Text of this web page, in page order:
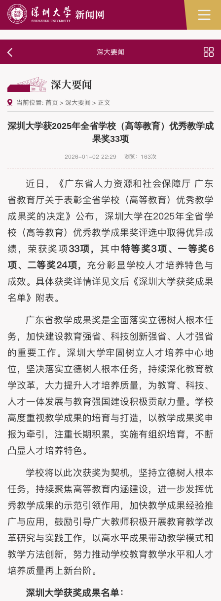
深大要闻
深大要闻
当前位置: 首页 > 深大要闻 > 正文
深圳大学获2025年全省学校（高等教育）优秀教学成
果奖33项
2026-01-02 22:29 浏览： 163次
近日，《广东省人力资源和社会保障厅 广东
省教育厅关于表彰全省学校（高等教育）优秀教学
成果奖的决定》公布，深圳大学在2025年全省学
校（高等教育）优秀教学成果奖评选中取得优异成
绩，荣获奖项33项， 其中特等奖3项、一等奖6
项、二等奖24项， 充分彰显学校人才培养特色与
成效。 具体获奖详情详见文后《深圳大学获奖成果
名单》附表。
广东省教学成果奖是全面落实立德树人根本任
务，加快建设教育强省、科技创新强省、人才强省
的重要工作。深圳大学牢固树立人才培养中心地
位，坚决落实立德树人根本任务，持续深化教育教
学改革，大力提升人才培养质量，为教育、科技、
人才一体发展与教育强国建设积极贡献力量。学校
高度重视教学成果的培育与打造，以教学成果奖申
报为牵引，注重长期积累，实施有组织培育，不断
凸显人才培养特色。
学校将以此次获奖为契机，坚持立德树人根本
任务，持续聚焦高等教育内涵建设，进一步发挥优
秀教学成果的示范引领作用，加快教学成果经验推
广与应用，鼓励引导广大教师积极开展教育教学改
革研究与实践工作，以高水平成果带动教学模式和
教学方法创新，努力推动学校教育教学水平和人才
培养质量再上新台阶。
深圳大学获奖成果名单：